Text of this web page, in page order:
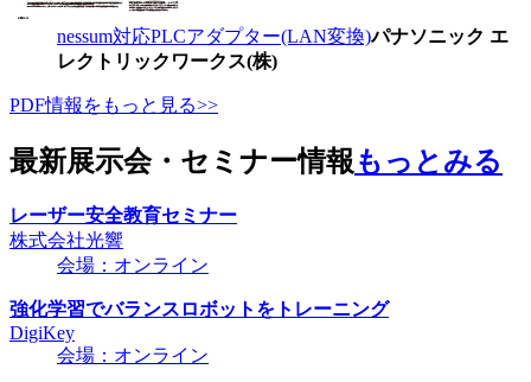
nessum対応PLCアダプター(LAN変換)パナソニック エ
レクトリックワークス(株)
PDF情報をもっと見る>>
最新展示会・セミナー情報もっとみる
レーザー安全教育セミナー
株式会社光響
会場：オンライン
強化学習でバランスロボットをトレーニング
DigiKey
会場：オンライン